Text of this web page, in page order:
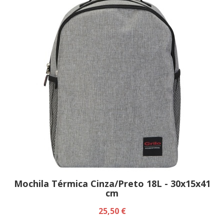
Mochila Térmica Cinza/Preto 18L - 30x15x41
cm
25,50 €